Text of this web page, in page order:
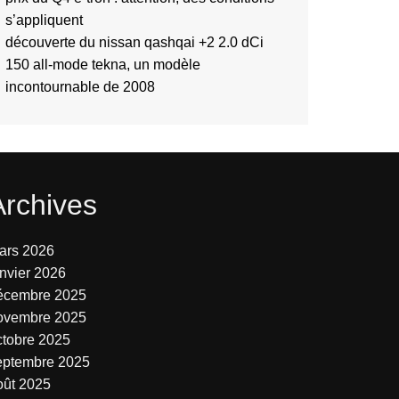
s’appliquent
découverte du nissan qashqai +2 2.0 dCi
150 all-mode tekna, un modèle
incontournable de 2008
2026
2026
2025
2025
2025
2025
2025